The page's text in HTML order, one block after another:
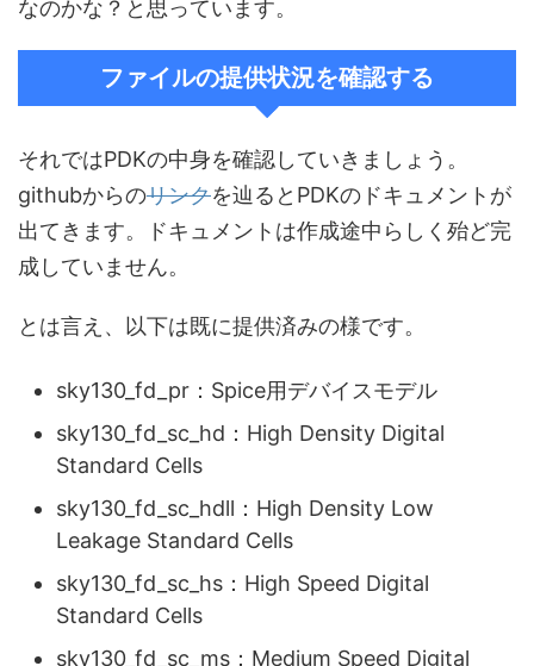
なのかな？と思っています。
ファイルの提供状況を確認する
それではPDKの中身を確認していきましょう。
githubからのリンクを辿るとPDKのドキュメントが
出てきます。ドキュメントは作成途中らしく殆ど完
成していません。
とは言え、以下は既に提供済みの様です。
sky130_fd_pr：Spice用デバイスモデル
sky130_fd_sc_hd：High Density Digital
Standard Cells
sky130_fd_sc_hdll：High Density Low
Leakage Standard Cells
sky130_fd_sc_hs：High Speed Digital
Standard Cells
sky130_fd_sc_ms：Medium Speed Digital